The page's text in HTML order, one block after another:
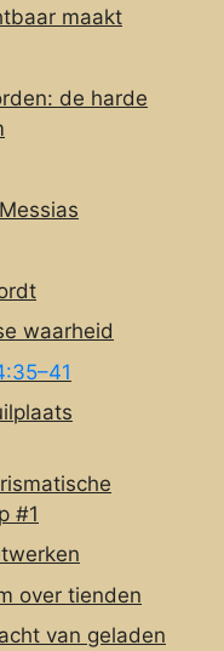
maakt
de harde
waarheid
#1
over tienden
van geladen